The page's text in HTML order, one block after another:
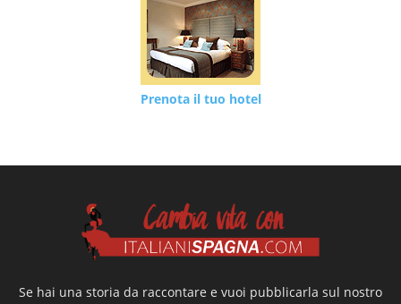
Prenota il tuo hotel
Se hai una storia da raccontare e vuoi pubblicarla sul nostro